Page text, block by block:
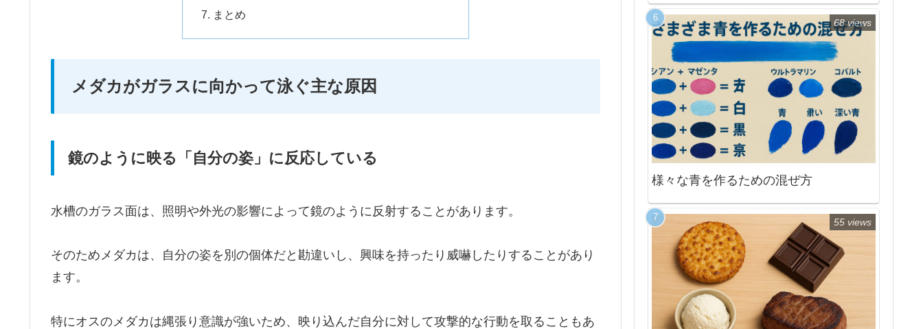
まとめ
メダカがガラスに向かって泳ぐ主な原因
鏡のように映る「自分の姿」に反応している
水槽のガラス面は、照明や外光の影響によって鏡のように反射することがあります。
そのためメダカは、自分の姿を別の個体だと勘違いし、興味を持ったり威嚇したりすることがあり
ます。
特にオスのメダカは縄張り意識が強いため、映り込んだ自分に対して攻撃的な行動を取ることもあ
様々な青を作るための混ぜ方
68 views
55 views